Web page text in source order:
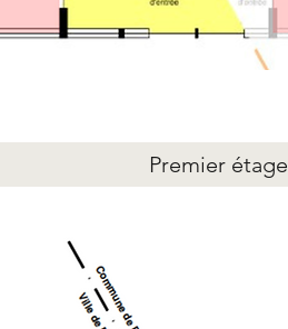
Premier étage